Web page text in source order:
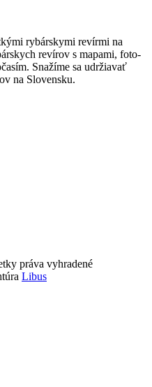
rybárskymi revírmi na
revírov s mapami, foto-
Snažíme sa udržiavať
na Slovensku.
práva vyhradené
Libus